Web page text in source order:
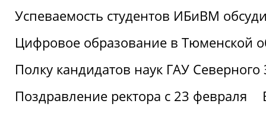
Успеваемость студентов ИБиВМ
Цифровое образование в Тюменской
Полку кандидатов наук ГАУ
Поздравление ректора с 23 февраля